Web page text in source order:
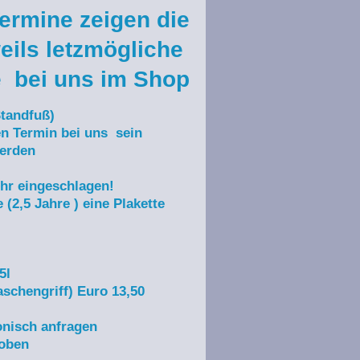
zeigen die
letzmögliche
bei uns im Shop
Termin bei uns sein
eingeschlagen!
Jahre ) eine Plakette
Euro 13,50
anfragen